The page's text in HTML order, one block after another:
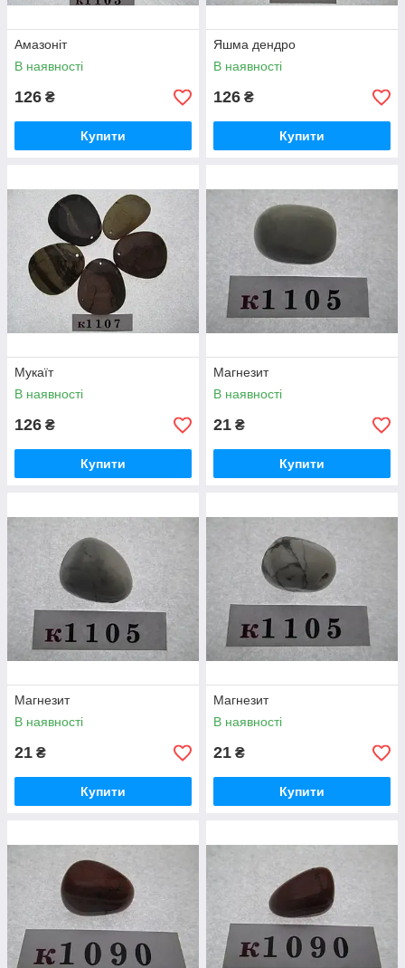
Амазоніт
В наявності
126 ₴
Купити
Яшма дендро
В наявності
126 ₴
Купити
Мукаїт
В наявності
126 ₴
Купити
Магнезит
В наявності
21 ₴
Купити
Магнезит
В наявності
21 ₴
Купити
Магнезит
В наявності
21 ₴
Купити